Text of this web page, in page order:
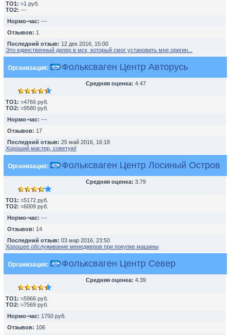
TO1: ≈1 руб.
TO2: ---
Нормо-час: ---
Отзывов: 1
Последний отзыв: 12 дек 2016, 15:00
Это единственный дилер в мск, который смог установить мне оригин...
Организация: Фольксваген Центр Авторусь
Средняя оценка: 4.47
TO1: ≈4766 руб.
TO2: ≈9580 руб.
Нормо-час: ---
Отзывов: 17
Последний отзыв: 25 май 2016, 16:18
Хороший мастер, советую!
Организация: Фольксваген Центр Лосиный Остров
Средняя оценка: 3.79
TO1: ≈5172 руб.
TO2: ≈6009 руб.
Нормо-час: ---
Отзывов: 14
Последний отзыв: 03 мар 2016, 23:50
Хорошее обслуживание менеджеров при покупке машины
Организация: Фольксваген Центр Север
Средняя оценка: 4.39
TO1: ≈5966 руб.
TO2: ≈7569 руб.
Нормо-час: 1750 руб.
Отзывов: 106